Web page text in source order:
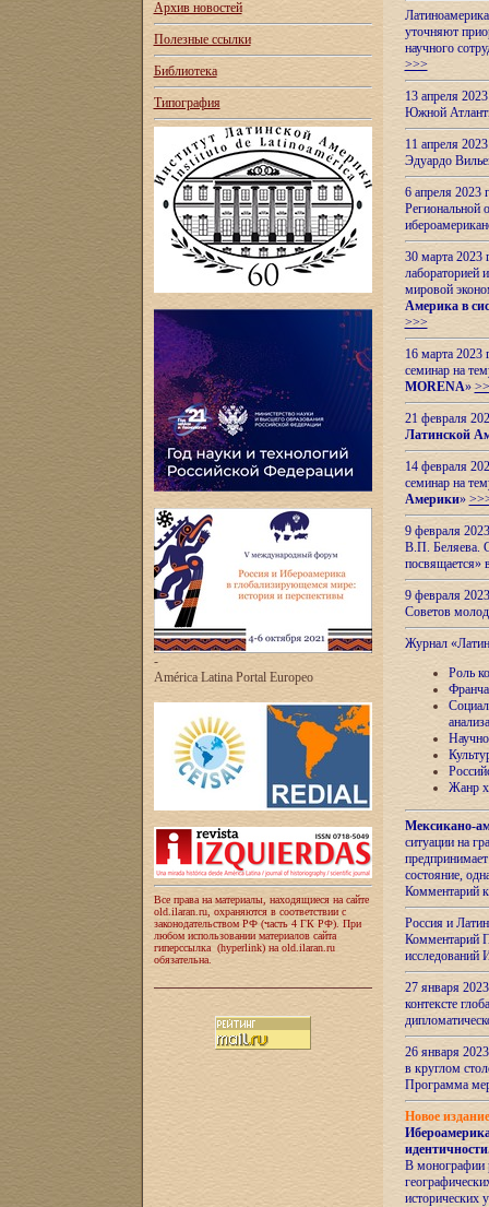
Архив новостей
Полезные ссылки
Библиотека
Типография
-
América Latina Portal Europeo
Все права на материалы, находящиеся на сайте
old.ilaran.ru, охраняются в соответствии с
законодательством РФ (часть 4 ГК РФ). При
любом использовании материалов сайта
гиперссылка (hyperlink) на old.ilaran.ru
обязательна.
уточняют
научного
>>>
13 апреля
Южной
11 апреля
Эдуардо
6 апреля
Региональной
30 марта 2023
лабораторией
мировой
Америка в
>>>
16 марта 2023
семинар на
MORENA»
21 февраля
Латинской
14 февраля
семинар на
Америки»
9 февраля
В.П. Беляева.
посвящается»
9 февраля
Советов
Журнал
Роль
анализа
Жанр
Мексикано-
ситуации на
состояние,
Комментарий
Россия и
Комментарий
27 января
контексте
26 января
в круглом
Программа
Новое
идентичности
В монографии
исторических